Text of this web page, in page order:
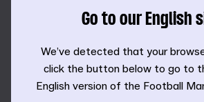
Geçerli İngiliz, İskoç ve Galler
güncellendi/uygulandı**
menajerlik görevine gelememeleri
Avrupa dışındaki belirli ülkelerde ve
oyuncular için yerli oyuncu
Go to our English
We’ve detected that your
click the button below to go to
English version of the Football